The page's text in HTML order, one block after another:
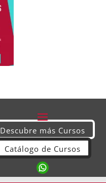
Descubre más Cursos
Catálogo de Cursos